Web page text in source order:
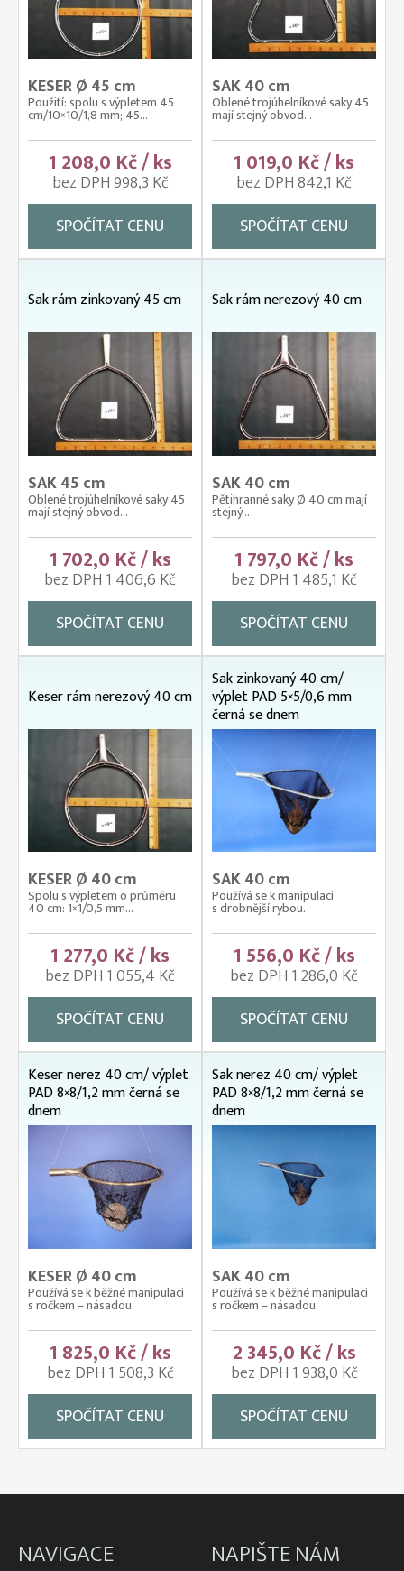
KESER Ø 45 cm
Použití: spolu s výpletem 45
cm/10×10/1,8 mm; 45...
1 208,0 Kč / ks
bez DPH 998,3 Kč
SPOČÍTAT CENU
SAK 40 cm
Oblené trojúhelníkové saky 45
mají stejný obvod...
1 019,0 Kč / ks
bez DPH 842,1 Kč
SPOČÍTAT CENU
Sak rám zinkovaný 45 cm
SAK 45 cm
Oblené trojúhelníkové saky 45
mají stejný obvod...
1 702,0 Kč / ks
bez DPH 1 406,6 Kč
SPOČÍTAT CENU
Sak rám nerezový 40 cm
SAK 40 cm
Pětihranné saky Ø 40 cm mají
stejný...
1 797,0 Kč / ks
bez DPH 1 485,1 Kč
SPOČÍTAT CENU
Keser rám nerezový 40 cm
KESER Ø 40 cm
Spolu s výpletem o průměru
40 cm: 1×1/0,5 mm...
1 277,0 Kč / ks
bez DPH 1 055,4 Kč
SPOČÍTAT CENU
Sak zinkovaný 40 cm/
výplet PAD 5×5/0,6 mm
černá se dnem
SAK 40 cm
Používá se k manipulaci
s drobnější rybou.
1 556,0 Kč / ks
bez DPH 1 286,0 Kč
SPOČÍTAT CENU
Keser nerez 40 cm/ výplet
PAD 8×8/1,2 mm černá se
dnem
KESER Ø 40 cm
Používá se k běžné manipulaci
s ročkem – násadou.
1 825,0 Kč / ks
bez DPH 1 508,3 Kč
SPOČÍTAT CENU
Sak nerez 40 cm/ výplet
PAD 8×8/1,2 mm černá se
dnem
SAK 40 cm
Používá se k běžné manipulaci
s ročkem – násadou.
2 345,0 Kč / ks
bez DPH 1 938,0 Kč
SPOČÍTAT CENU
NAVIGACE NAPIŠTE NÁM